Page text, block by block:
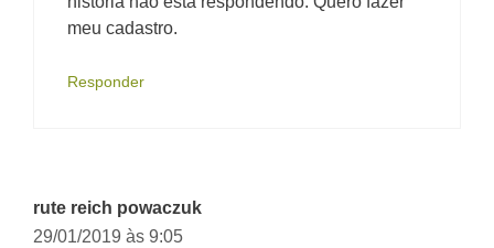
meu cadastro.
Responder
rute reich powaczuk
29/01/2019 às 9:05